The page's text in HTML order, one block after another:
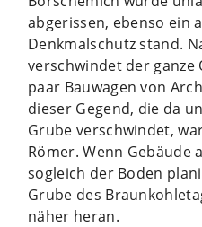
abgerissen, ebenso ein
Denkmalschutz stand.
verschwindet der ganze
paar Bauwagen von
dieser Gegend, die da
Grube verschwindet,
Römer. Wenn Gebäude
sogleich der Boden
Grube des
näher heran.